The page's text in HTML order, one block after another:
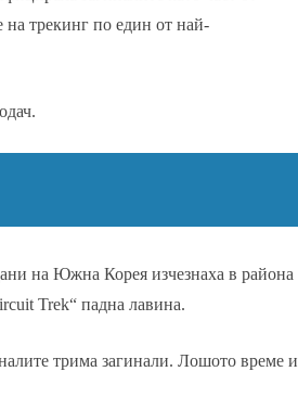
трекинг по един от най-
на Южна Корея изчезнаха в района
Trek“ падна лавина.
трима загинали. Лошото време и